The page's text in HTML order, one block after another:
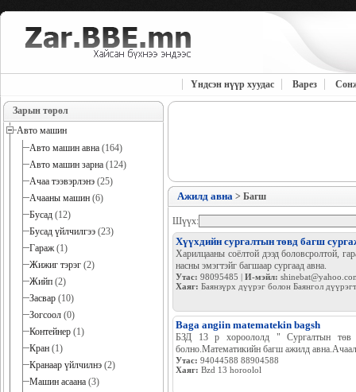
Үндсэн нүүр хуудас Варез
Зарын төрөл
Авто машин
Авто машин авна (164)
Авто машин зарна (124)
Ачаа тээвэрлэнэ (25)
Ачааны машин (6)
Бусад (12)
Бусад үйлчилгээ (23)
Гараж(1)
Жижиг тэрэг (2)
Жийп (2)
Засвар (10)
Зогсоол (0)
Контейнер (1)
Кран (1)
Кранаар үйлчилнэ (2)
Машин асаана (3)
Ажилд авна > Багш
Шүүх:
Хүүхдийн сургалтын төвд багш
Харилцааны соёлтой дээд боловсролтой,
насны эмэгтэйг багшаар сургаад авна.
Утас: 98095485 | И-мэйл:
Хаяг: Баянзүрх дүүрэг болон Баянгол дүүрэгт
Baga angiin matematekin bagsh
БЗД 13 р хороололд " Сургалтын төв "
болно.Математикийн багш ажилд
Утас: 94044588 88904588
Хаяг: Bzd 13 horoolol